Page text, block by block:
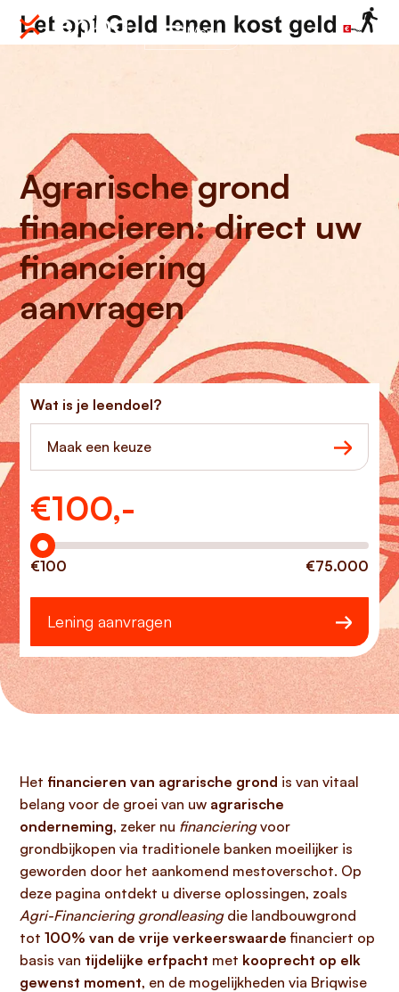
Menu
Agrarische grond
financieren: direct uw
financiering
aanvragen
Wat is je leendoel?
Maak een keuze
€100,-
Hoeveel wilt u lenen?
€100 €75.000
Lening aanvragen
Het financieren van agrarische grond is van vitaal
belang voor de groei van uw agrarische
onderneming, zeker nu financieringvoor
grondbijkopen via traditionele banken moeilijker is
geworden door het aankomend mestoverschot. Op
deze pagina ontdekt u diverse oplossingen, zoals
Agri-Financiering grondleasingdie landbouwgrond
tot 100% van de vrije verkeerswaarde financiert op
basis van tijdelijke erfpacht met kooprecht op elk
gewenst moment, en de mogelijkheden via Briqwise